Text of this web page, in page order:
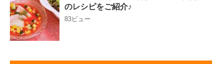
のレシピをご紹介♪
83ビュー